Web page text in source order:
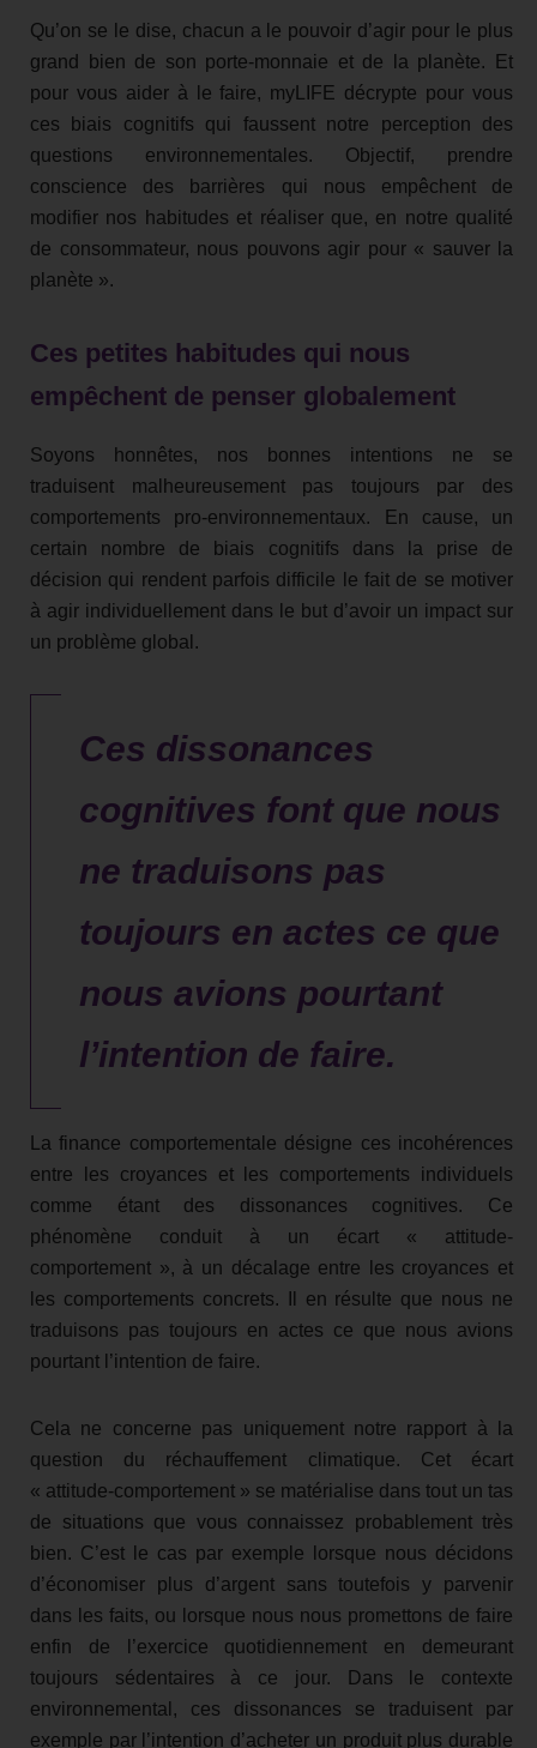
Qu’on se le dise, chacun a le pouvoir d’agir pour le plus
grand bien de son porte-monnaie et de la planète. Et
pour vous aider à le faire, myLIFE décrypte pour vous
ces biais cognitifs qui faussent notre perception des
questions environnementales. Objectif, prendre
conscience des barrières qui nous empêchent de
modifier nos habitudes et réaliser que, en notre qualité
de consommateur, nous pouvons agir pour « sauver la
planète ».
Ces petites habitudes qui nous
empêchent de penser globalement
Soyons honnêtes, nos bonnes intentions ne se
traduisent malheureusement pas toujours par des
comportements pro-environnementaux. En cause, un
certain nombre de biais cognitifs dans la prise de
décision qui rendent parfois difficile le fait de se motiver
à agir individuellement dans le but d’avoir un impact sur
un problème global.
Ces dissonances
cognitives font que nous
ne traduisons pas
toujours en actes ce que
nous avions pourtant
l’intention de faire.
La finance comportementale désigne ces incohérences
entre les croyances et les comportements individuels
comme étant des dissonances cognitives. Ce
phénomène conduit à un écart « attitude-
comportement », à un décalage entre les croyances et
les comportements concrets. Il en résulte que nous ne
traduisons pas toujours en actes ce que nous avions
pourtant l’intention de faire.
Cela ne concerne pas uniquement notre rapport à la
question du réchauffement climatique. Cet écart
« attitude-comportement » se matérialise dans tout un tas
de situations que vous connaissez probablement très
bien. C’est le cas par exemple lorsque nous décidons
d’économiser plus d’argent sans toutefois y parvenir
dans les faits, ou lorsque nous nous promettons de faire
enfin de l’exercice quotidiennement en demeurant
toujours sédentaires à ce jour. Dans le contexte
environnemental, ces dissonances se traduisent par
exemple par l’intention d’acheter un produit plus durable